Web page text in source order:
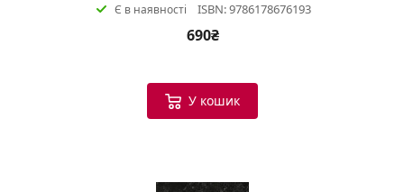
Є в наявності ISBN: 9786178676193
690₴
У кошик